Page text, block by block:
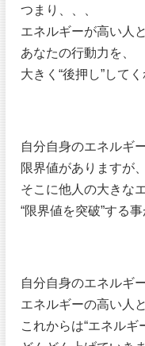
つまり、、、
エネルギーが高い人
あなたの行動力を、
大きく“後押し”してく
自分自身のエネルギ
限界値がありますが、
そこに他人の大きな
“限界値を突破”する
自分自身のエネルギ
エネルギーの高い人
これからは“エネルギ